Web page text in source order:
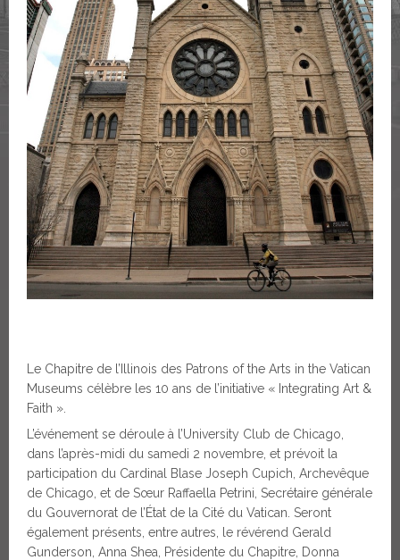
Le Chapitre de l’Illinois des Patrons of the Arts in the Vatican
Museums célèbre les 10 ans de l’initiative « Integrating Art &
Faith ».
L’événement se déroule à l’University Club de Chicago,
dans l’après-midi du samedi 2 novembre, et prévoit la
participation du Cardinal Blase Joseph Cupich, Archevêque
de Chicago, et de Sœur Raffaella Petrini, Secrétaire générale
du Gouvernorat de l’État de la Cité du Vatican. Seront
également présents, entre autres, le révérend Gerald
Gunderson, Anna Shea, Présidente du Chapitre, Donna